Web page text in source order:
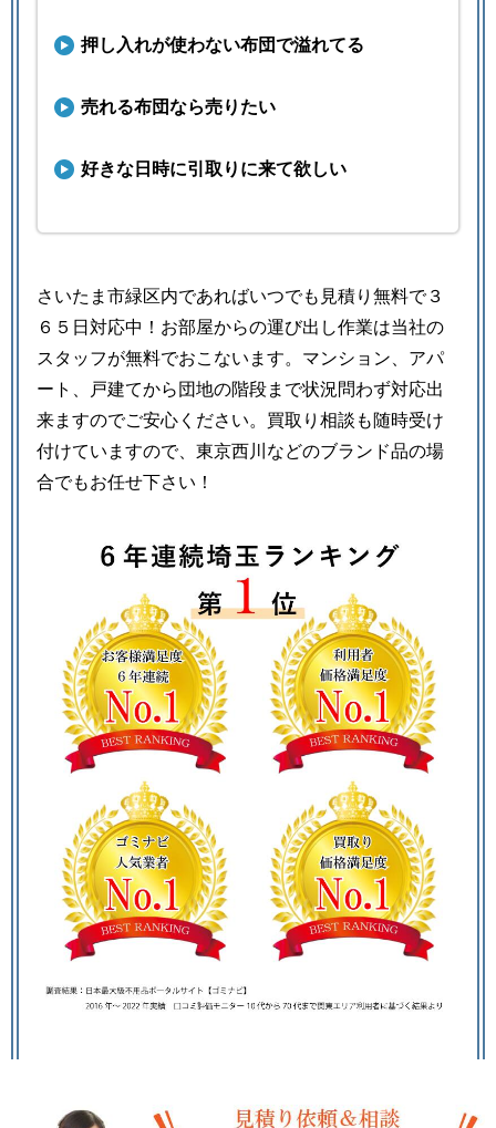
押し入れが使わない布団で溢れてる
売れる布団なら売りたい
好きな日時に引取りに来て欲しい
さいたま市緑区内であればいつでも見積り無料で３
６５日対応中！お部屋からの運び出し作業は当社の
スタッフが無料でおこないます。マンション、アパ
ート、戸建てから団地の階段まで状況問わず対応出
来ますのでご安心ください。買取り相談も随時受け
付けていますので、東京西川などのブランド品の場
合でもお任せ下さい！